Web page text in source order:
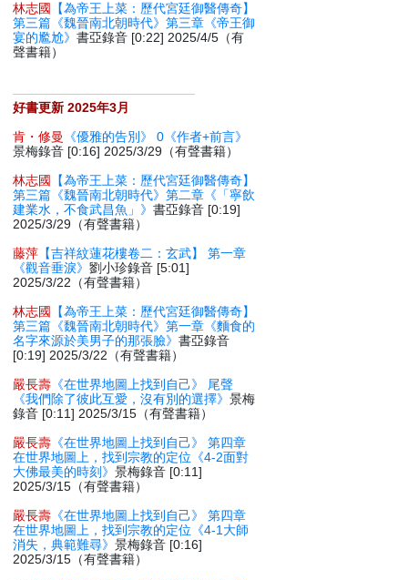
林志國
【為帝王上菜：歷代宮廷御醫傳奇】
第三篇《魏晉南北朝時代》第三章《帝王御
宴的尷尬》書亞錄音 [0:22] 2025/4/5（有
聲書籍）
好書更新 2025年3月
肯・修曼
《優雅的告別》 0《作者+前言》
景梅錄音 [0:16] 2025/3/29（有聲書籍）
林志國
【為帝王上菜：歷代宮廷御醫傳奇】
第三篇《魏晉南北朝時代》第二章《「寧飲
建業水，不食武昌魚」》書亞錄音 [0:19]
2025/3/29（有聲書籍）
藤萍 【吉祥紋蓮花樓卷二：玄武】 第一章
《觀音垂淚》劉小珍錄音 [5:01]
2025/3/22（有聲書籍）
林志國
【為帝王上菜：歷代宮廷御醫傳奇】
第三篇《魏晉南北朝時代》第一章《麵食的
名字來源於美男子的那張臉》書亞錄音
[0:19] 2025/3/22（有聲書籍）
嚴長壽 《在世界地圖上找到自己》 尾聲
《我們除了彼此互愛，沒有別的選擇》景梅
錄音 [0:11] 2025/3/15（有聲書籍）
嚴長壽 《在世界地圖上找到自己》 第四章
在世界地圖上，找到宗教的定位《4-2面對
大佛最美的時刻》景梅錄音 [0:11]
2025/3/15（有聲書籍）
嚴長壽 《在世界地圖上找到自己》 第四章
在世界地圖上，找到宗教的定位《4-1大師
消失，典範難尋》景梅錄音 [0:16]
2025/3/15（有聲書籍）